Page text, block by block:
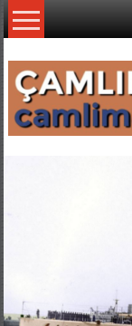
İçeriğe
geç